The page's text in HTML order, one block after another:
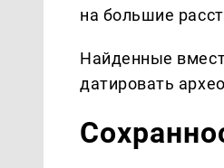
на большие
Найденные
датировать